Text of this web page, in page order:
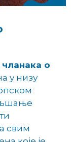
о
у низу
свим